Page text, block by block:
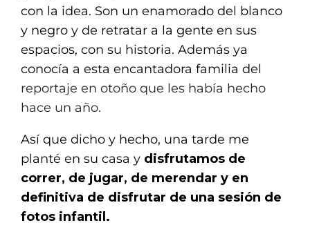
con la idea. Son un enamorado del blanco
y negro y de retratar a la gente en sus
espacios, con su historia. Además ya
conocía a esta encantadora familia del
reportaje en otoño que les había hecho
hace un año.
Así que dicho y hecho, una tarde me
planté en su casa y disfrutamos de
correr, de jugar, de merendar y en
definitiva de disfrutar de una sesión de
fotos infantil.